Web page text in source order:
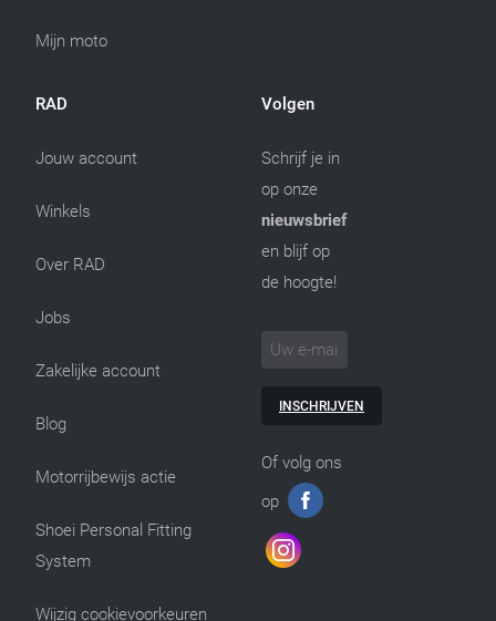
Mijn moto
RAD
Jouw account
Winkels
Over RAD
Jobs
Zakelijke account
Blog
Motorrijbewijs actie
Shoei Personal Fitting
System
Wijzig cookievoorkeuren
Volgen
Schrijf je in
op onze
nieuwsbrief
en blijf op
de hoogte!
INSCHRIJVEN
Of volg ons
op